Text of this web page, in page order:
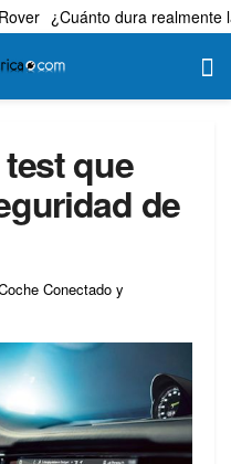
¿Cuánto dura realmente
que
de
Conectado y